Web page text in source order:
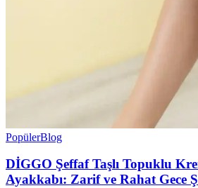
PopülerBlog
DİGGO Şeffaf Taşlı Topuklu
Ayakkabı: Zarif ve Rahat Gece